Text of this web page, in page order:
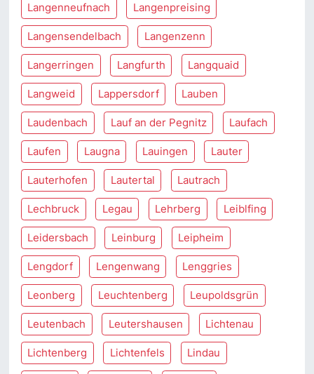
Langenneufnach Langenpreising
Langensendelbach Langenzenn
Langerringen Langfurth Langquaid
Langweid Lappersdorf Lauben
Laudenbach Lauf an der Pegnitz Laufach
Laufen Laugna Lauingen Lauter
Lauterhofen Lautertal Lautrach
Lechbruck Legau Lehrberg Leiblfing
Leidersbach Leinburg Leipheim
Lengdorf Lengenwang Lenggries
Leonberg Leuchtenberg Leupoldsgrün
Leutenbach Leutershausen Lichtenau
Lichtenberg Lichtenfels Lindau